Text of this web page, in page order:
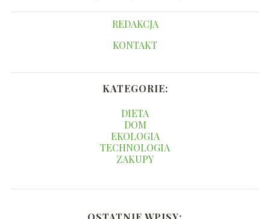
REDAKCJA
KONTAKT
KATEGORIE:
DIETA
DOM
EKOLOGIA
TECHNOLOGIA
ZAKUPY